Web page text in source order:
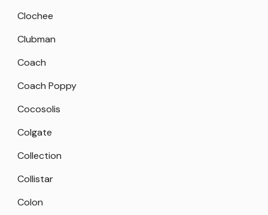
Clochee
Clubman
Coach
Coach Poppy
Cocosolis
Colgate
Collection
Collistar
Colon